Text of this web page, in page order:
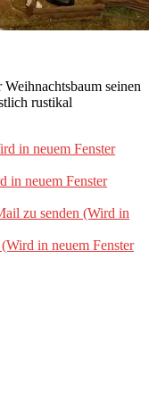
seinen
rustikal
in neuem Fenster
in neuem Fenster
zu senden (Wird in
in neuem Fenster